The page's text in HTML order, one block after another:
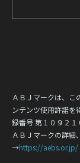
ＡＢＪマークは、こ
ンテンツ使用許諾を
録番号 第１０９２１
ＡＢＪマークの詳細
→https://aebs.or.jp/